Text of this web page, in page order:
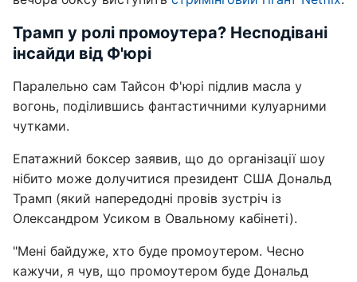
Трамп у ролі промоутера? Несподівані
інсайди від Ф'юрі
Паралельно сам Тайсон Ф'юрі підлив масла у
вогонь, поділившись фантастичними кулуарними
чутками.
Епатажний боксер заявив, що до організації шоу
нібито може долучитися президент США Дональд
Трамп (який напередодні провів зустріч із
Олександром Усиком в Овальному кабінеті).
"Мені байдуже, хто буде промоутером. Чесно
кажучи, я чув, що промоутером буде Дональд